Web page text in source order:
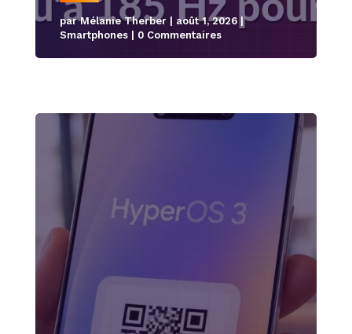
parMélanie Therber août 1, 2026
Smartphones | 0 Commentaires